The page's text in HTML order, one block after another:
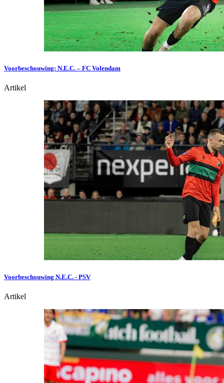
Voorbeschouwing: N.E.C. – FC Volendam
Artikel
Voorbeschouwing N.E.C. - PSV
Artikel